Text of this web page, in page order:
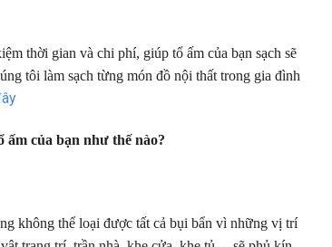
thời gian và chi phí, giúp tổ ấm của bạn sạch sẽ
tôi làm sạch từng món đồ nội thất trong gia đình
ấm của bạn như thế nào?
không thể loại được tất cả bụi bẩn vì những vị trí